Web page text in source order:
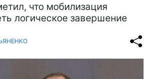
что мобилизация
логическое завершение